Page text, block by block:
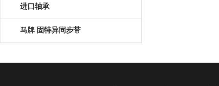
进口轴承
马牌 固特异同步带